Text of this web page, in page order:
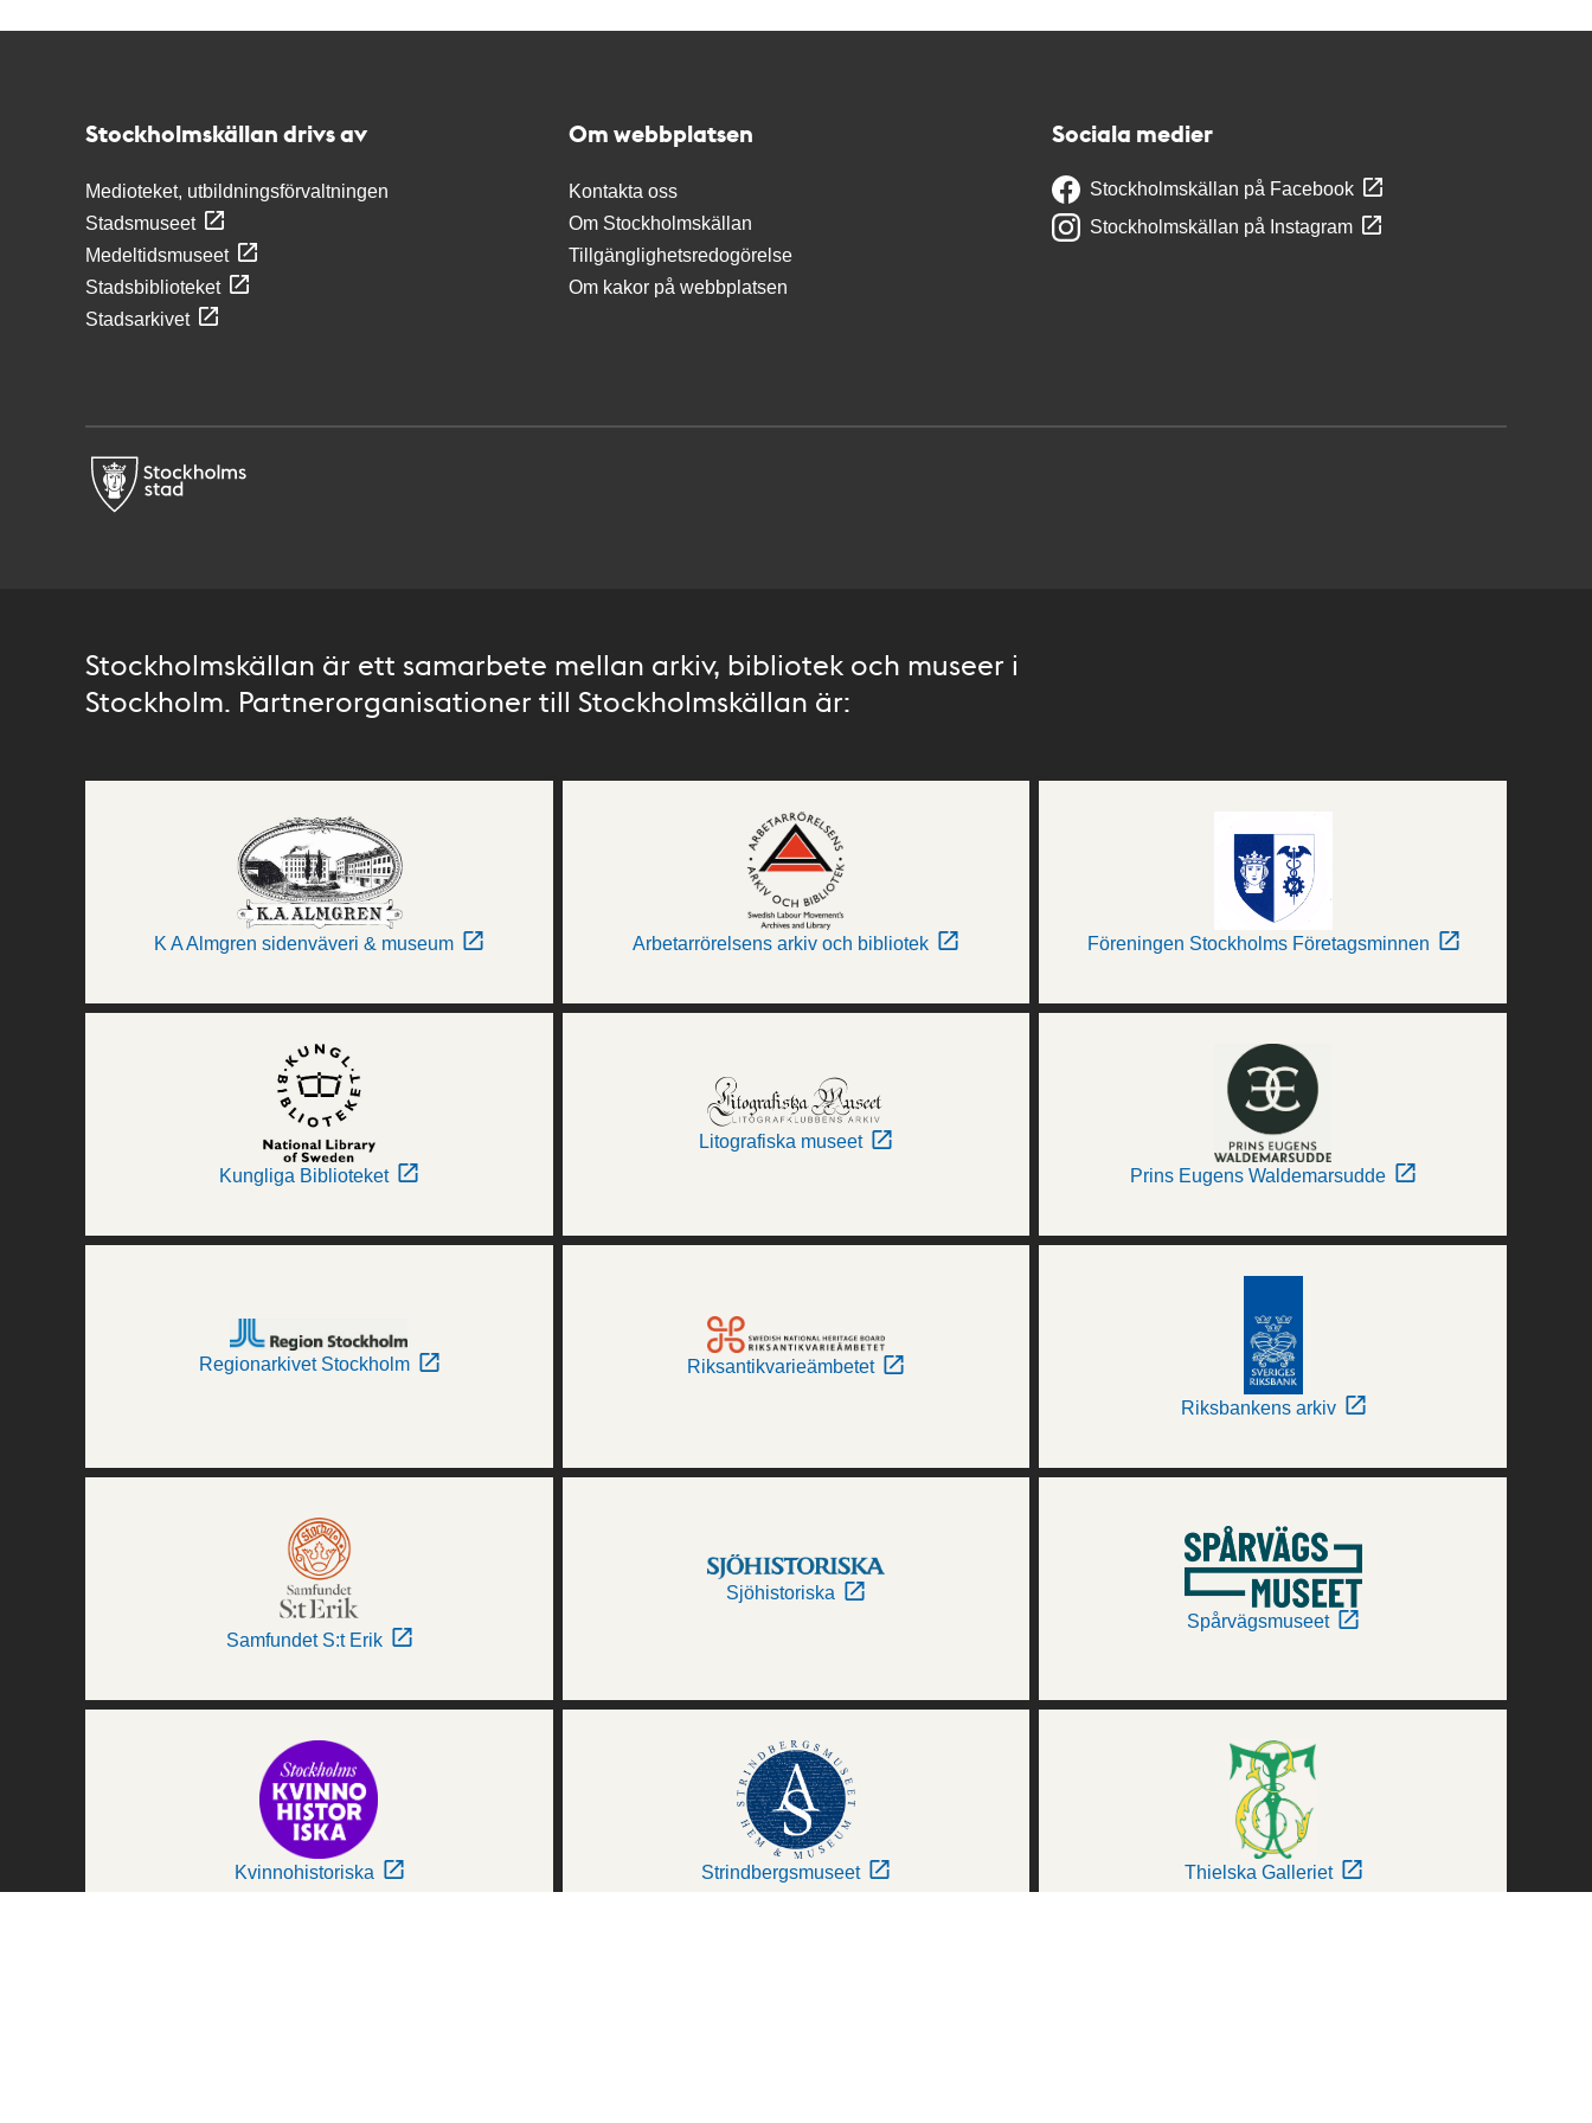
Stockholmskällan drivs av
Medioteket, utbildningsförvaltningen
Stadsmuseet
Medeltidsmuseet
Stadsbiblioteket
Stadsarkivet
Om webbplatsen
Kontakta oss
Om Stockholmskällan
Tillgänglighetsredogörelse
Om kakor på webbplatsen
Sociala medier
Stockholmskällan på Facebook
Stockholmskällan på Instagram
Stockholmskällan är ett samarbete mellan arkiv, bibliotek och museer i
Stockholm. Partnerorganisationer till Stockholmskällan är:
K A Almgren sidenväveri & museum Arbetarrörelsens arkiv och bibliotek Föreningen Stockholms Företagsminnen
Kungliga Biblioteket
Litografiska museet
Prins Eugens Waldemarsudde
Regionarkivet Stockholm Riksantikvarieämbetet
Riksbankens arkiv
Samfundet S:t Erik
Sjöhistoriska
Spårvägsmuseet
Kvinnohistoriska Strindbergsmuseet Thielska Galleriet